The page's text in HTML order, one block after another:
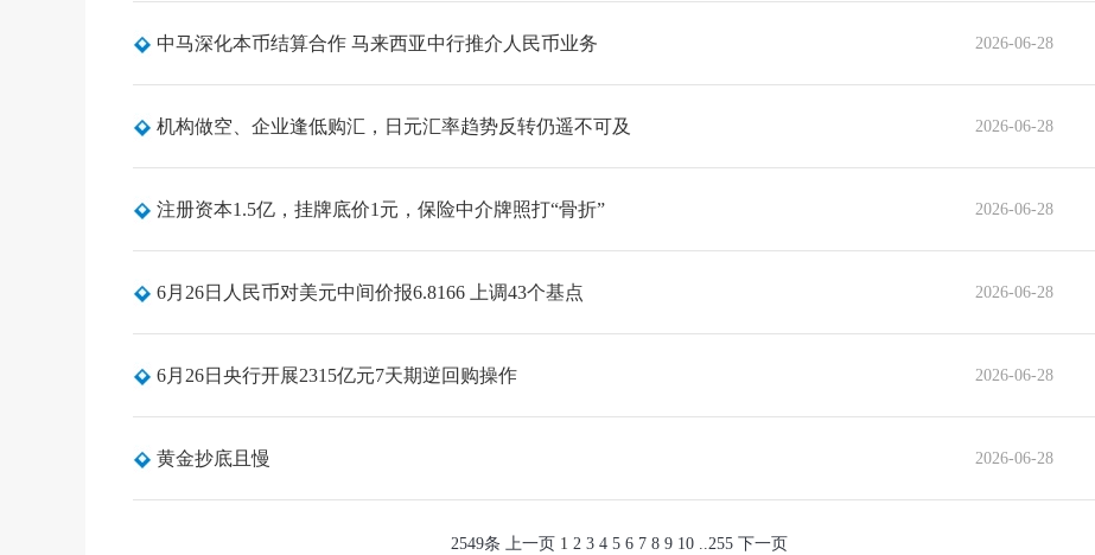
中马深化本币结算合作 马来西亚中行推介人民币业务 2026-06-28
机构做空、企业逢低购汇，日元汇率趋势反转仍遥不可及 2026-06-28
注册资本1.5亿，挂牌底价1元，保险中介牌照打“骨折” 2026-06-28
6月26日人民币对美元中间价报6.8166 上调43个基点 2026-06-28
6月26日央行开展2315亿元7天期逆回购操作 2026-06-28
黄金抄底且慢 2026-06-28
2549条 上一页 1 2 3 4 5 6 7 8 9 10 ..255 下一页